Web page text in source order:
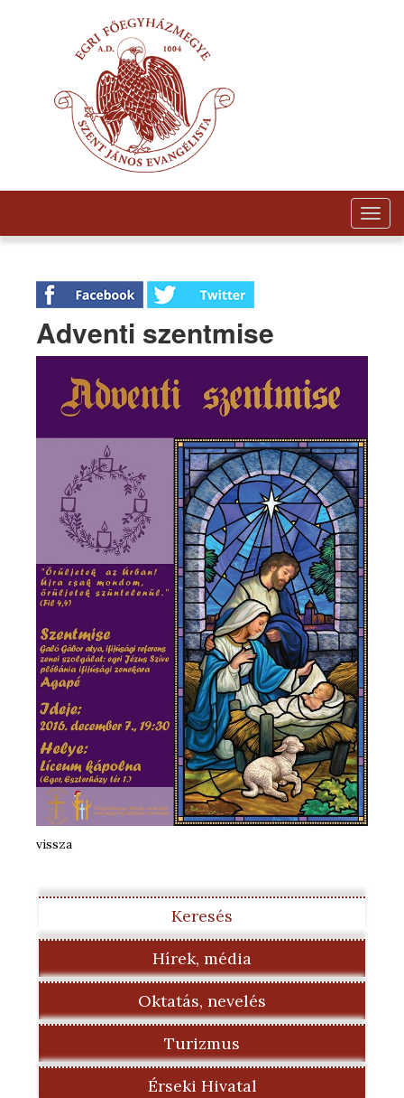
Adventi szentmise
vissza
Keresés
Hírek, média
Oktatás, nevelés
Turizmus
Érseki Hivatal